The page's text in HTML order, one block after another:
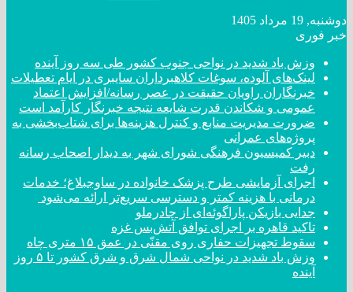
دوشنبه, 19 مرداد 1405
خبر فوری
وزش باد شدید در نواحی جنوب کشور طی سه روز آینده
لینک‌های آلوده، سوغات کلاهبرداران سایبری در ایام تعطیلات
خبرنگاران راویان حقیقت در عصر رسانه/افزایش اعتماد
عمومی و شکاندن قدرت شایعه نتیجه خبرنگار کارآمد است
ضرورت مدیریت منابع و کنترل هزینه‌ها برای شتاب‌بخشی به
پروژه‌های عمرانی
دبیر کمیسیون فرهنگی شورای شهر به دیدار اصحاب رسانه
رفت
اجرای آزمایشی طرح پزشک خانواده در ساوجبلاغ؛ خدمات
درمانی با هزینه کمتر و دسترسی سریع‌تر ارائه می‌شود
جدایی بازیکن پاراگوئه‌ای از چادرملو
تاکید قاهره بر اجرای توافق آتش‌بس غزه
سقوط تجهیزات حفاری روی مقنّی در عمق ۱۵ متری چاه
وزش باد شدید در نواحی شمال شرق و شرق کشور تا ۵ روز
آینده